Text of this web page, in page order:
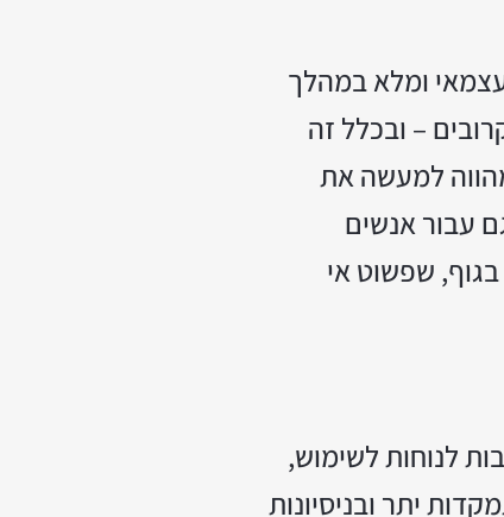
ומלא במהלך
– ובכלל זה
למעשה את
עבור אנשים
שפשוט אי
לנוחות לשימוש,
יתר ובניסיונות